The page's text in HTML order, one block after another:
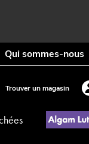
Qui sommes-nous
Trouver un magasin